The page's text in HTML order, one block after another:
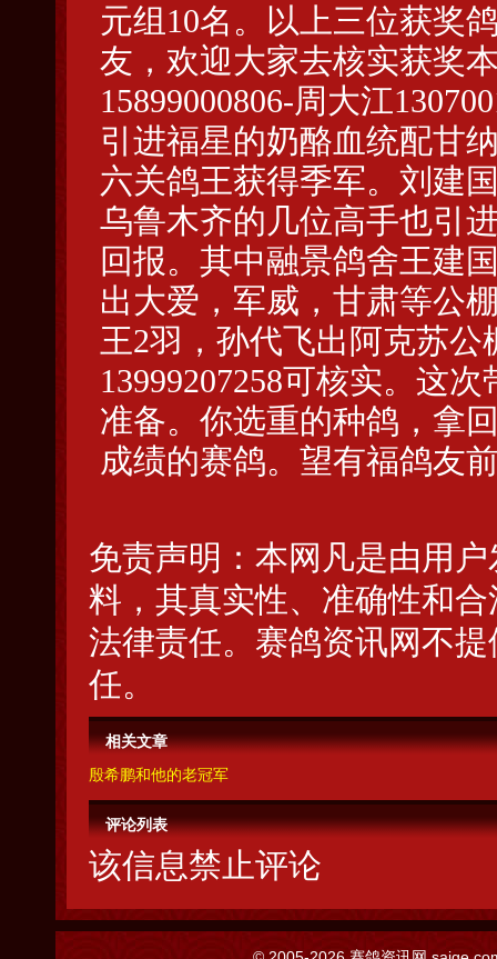
元组10名。以上三位获奖
友，欢迎大家去核实获奖
15899000806-周大江
引进福星的奶酪血统配甘
六关鸽王获得季军。刘建
乌鲁木齐的几位高手也引
回报。其中融景鸽舍王建
出大爱，军威，甘肃等公
王2羽，孙代飞出阿克苏
13999207258可核实。这
准备。你选重的种鸽，拿
成绩的赛鸽。望有福鸽
免责声明：本网凡是由用
料，其真实性、准确性和
法律责任。赛鸽资讯网不
任。
相关文章
殷希鹏和他的老冠军
评论列表
该信息禁止评论